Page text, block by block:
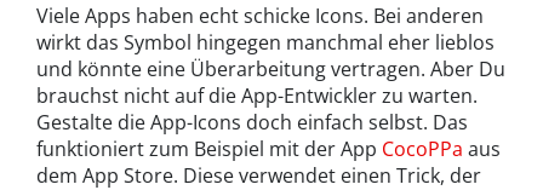
Viele Apps haben echt schicke Icons. Bei anderen
wirkt das Symbol hingegen manchmal eher lieblos
und könnte eine Überarbeitung vertragen. Aber Du
brauchst nicht auf die App-Entwickler zu warten.
Gestalte die App-Icons doch einfach selbst. Das
funktioniert zum Beispiel mit der App CocoPPa aus
dem App Store. Diese verwendet einen Trick, der